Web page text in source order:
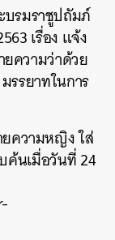
รมราชูปถัมภ์
เรื่อง แจ้ง
ความว่าด้วย
รรยาทในการ
ความหญิง ใส่
ค้นเมื่อวันที่ 24